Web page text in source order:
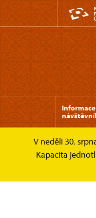
V neděli 30.
Kapacita
Grabštejn